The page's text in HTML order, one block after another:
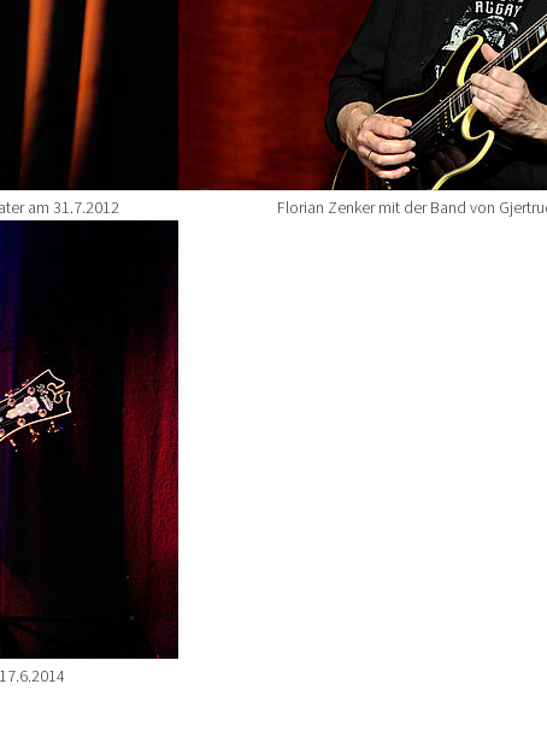
am 31.7.2012 Florian Zenker mit der Band von